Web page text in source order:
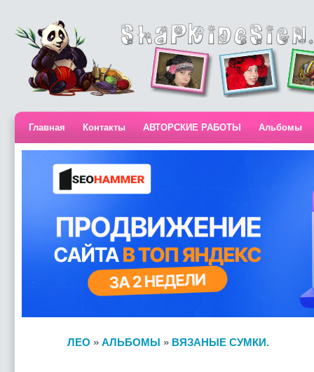
Главная Контакты АВТОРСКИЕ РАБОТЫ Альбомы
ЛЕО » АЛЬБОМЫ » ВЯЗАНЫЕ СУМКИ.